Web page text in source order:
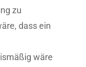
zu
dass ein
wäre